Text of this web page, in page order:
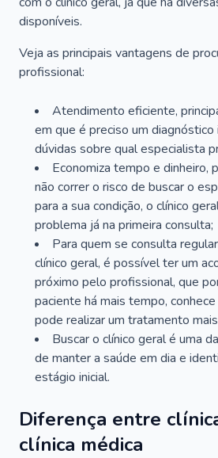
disponíveis.
Veja as principais vantagens de
profissional:
Atendimento eficiente,
em que é preciso um
dúvidas sobre qual especialista
Economiza tempo e dinheiro,
não correr o risco de buscar o
para a sua condição, o clínico
problema já na primeira consulta;
Para quem se consulta
clínico geral, é possível ter um
próximo pelo profissional, que
paciente há mais tempo,
pode realizar um tratamento
Buscar o clínico geral é uma
de manter a saúde em dia e
estágio inicial.
Diferença entre
clínica médica